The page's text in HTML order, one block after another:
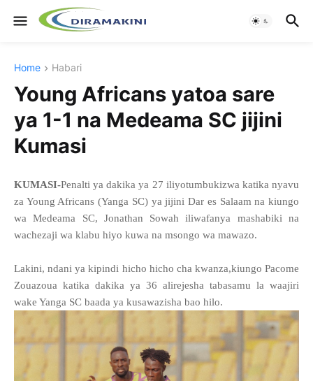
Home Habari
Young Africans yatoa sare
ya 1-1 na Medeama SC jijini
Kumasi
KUMASI-Penalti ya dakika ya 27 iliyotumbukizwa katika nyavu
za Young Africans (Yanga SC) ya jijini Dar es Salaam na kiungo
wa Medeama SC, Jonathan Sowah iliwafanya mashabiki na
wachezaji wa klabu hiyo kuwa na msongo wa mawazo.
Lakini, ndani ya kipindi hicho hicho cha kwanza,kiungo Pacome
Zouazoua katika dakika ya 36 alirejesha tabasamu la waajiri
wake Yanga SC baada ya kusawazisha bao hilo.